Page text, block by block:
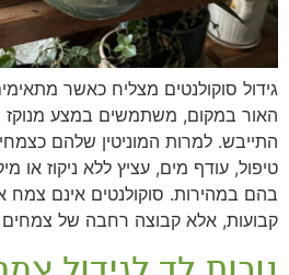
גידול סוקולנטים מצליח כאשר
האור במקום, משתמשים במצע
התייבש. למרות המוניטין שלהם
טיפול, עודף מים, עציץ ללא ניקוז או
בהם במהירות. סוקולנטים אינם צמח
קבועות, אלא קבוצה רחבה של